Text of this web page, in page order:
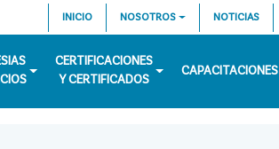
INICIO NOSOTROS NOTICIAS
CERTIFICACIONES
Y CERTIFICADOS
CAPACITACIONES